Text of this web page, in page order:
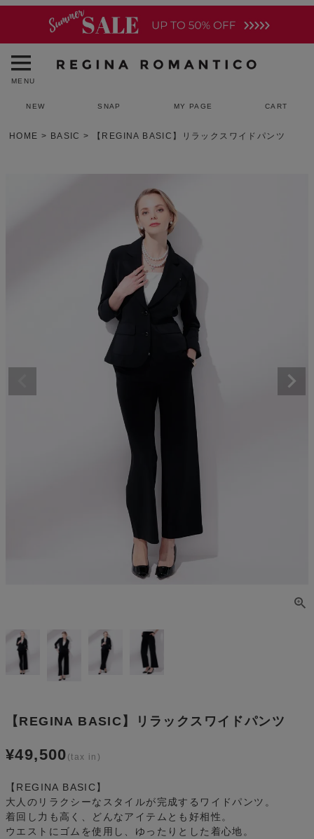
MENU
NEW SNAP MY PAGE CART
HOME BASIC 【REGINA BASIC】リラックスワイドパンツ
【REGINA BASIC】リラックスワイドパンツ
¥49,500
【REGINA BASIC】
大人のリラクシーなスタイルが完成するワイドパンツ。
着回し力も高く、どんなアイテムとも好相性。
ウエストにゴムを使用し、ゆったりとした着心地。